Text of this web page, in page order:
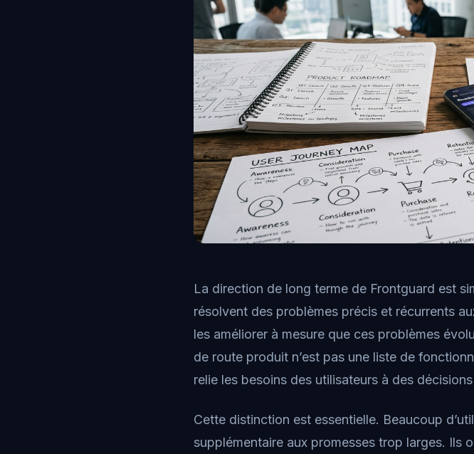
La direction de long terme de Frontguard est
résolvent des problèmes précis et récurrents
les améliorer à mesure que ces problèmes
de route produit n’est pas une liste de
relie les besoins des utilisateurs à des
Cette distinction est essentielle. Beaucoup
supplémentaire aux promesses trop larges. Ils